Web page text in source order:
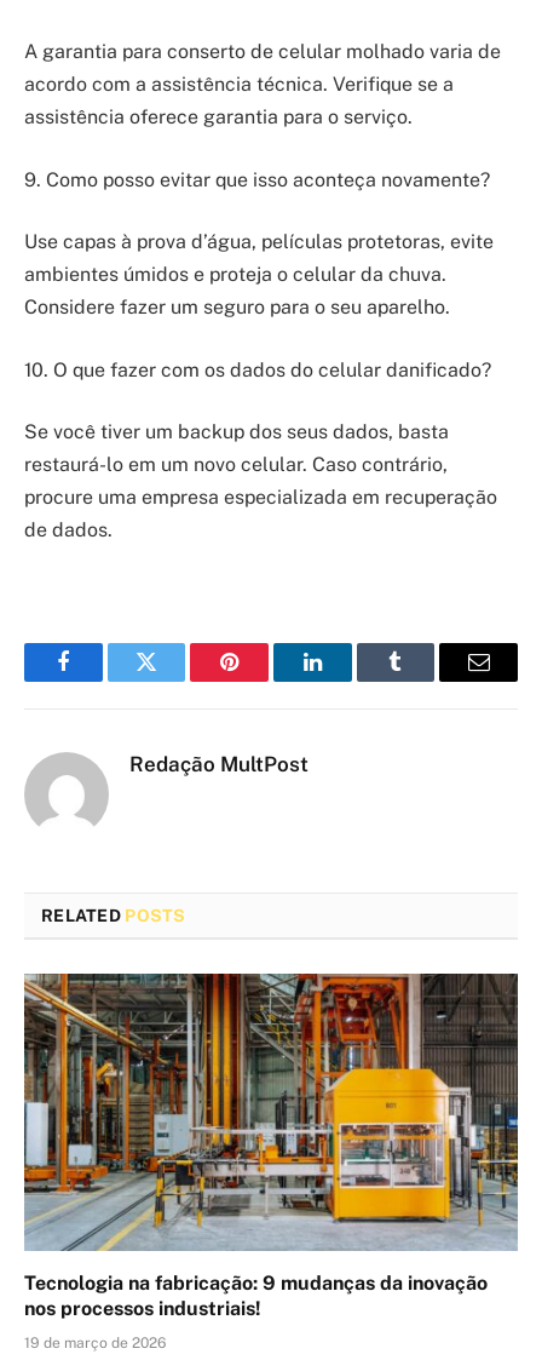
A garantia para conserto de celular molhado varia de
acordo com a assistência técnica. Verifique se a
assistência oferece garantia para o serviço.
9. Como posso evitar que isso aconteça novamente?
Use capas à prova d’água, películas protetoras, evite
ambientes úmidos e proteja o celular da chuva.
Considere fazer um seguro para o seu aparelho.
10. O que fazer com os dados do celular danificado?
Se você tiver um backup dos seus dados, basta
restaurá-lo em um novo celular. Caso contrário,
procure uma empresa especializada em recuperação
de dados.
FacebookTwitter Pinterest LinkedInTumblr Email
Redação MultPost
RELATED POSTS
Tecnologia na fabricação: 9 mudanças da inovação
nos processos industriais!
19 de março de 2026